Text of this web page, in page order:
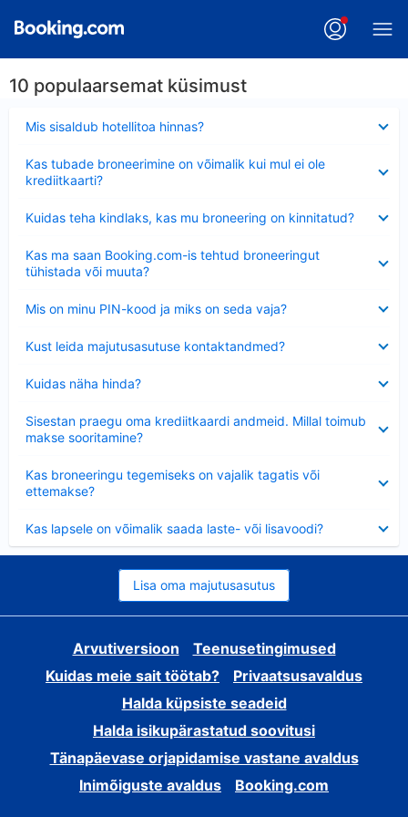
10 populaarsemat küsimust
Mis sisaldub hotellitoa hinnas?
Kas tubade broneerimine on võimalik kui mul ei ole
krediitkaarti?
Kuidas teha kindlaks, kas mu broneering on kinnitatud?
Kas ma saan Booking.com-is tehtud broneeringut
tühistada või muuta?
Mis on minu PIN-kood ja miks on seda vaja?
Kust leida majutusasutuse kontaktandmed?
Kuidas näha hinda?
Sisestan praegu oma krediitkaardi andmeid. Millal toimub
makse sooritamine?
Kas broneeringu tegemiseks on vajalik tagatis või
ettemakse?
Kas lapsele on võimalik saada laste- või lisavoodi?
Lisa oma majutusasutus
Arvutiversioon
Teenusetingimused
Kuidas meie sait töötab?
Privaatsusavaldus
Halda küpsiste seadeid
Halda isikupärastatud soovitusi
Tänapäevase orjapidamise vastane avaldus
Inimõiguste avaldus
Booking.com